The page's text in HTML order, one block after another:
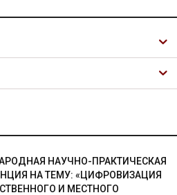
НАУЧНО-ПРАКТИЧЕСКАЯ
НА ТЕМУ: «ЦИФРОВИЗАЦИЯ
И МЕСТНОГО